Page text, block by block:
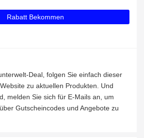
Rabatt Bekommen
Deal, folgen Sie einfach dieser
zu aktuellen Produkten. Und
melden Sie sich für E-Mails an, um
Gutscheincodes und Angebote zu